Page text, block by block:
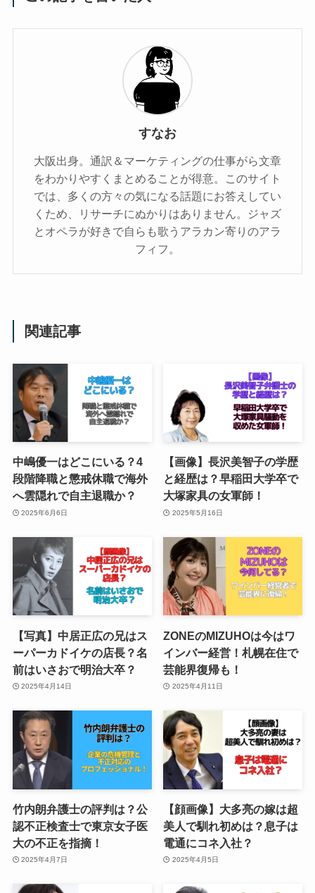
すなお
大阪出身。通訳＆マーケティングの仕事がら文章
をわかりやすくまとめることが得意。このサイト
では、多くの方々の気になる話題にお答えしてい
くため、リサーチにぬかりはありません。ジャズ
とオペラが好きで自らも歌うアラカン寄りのアラ
フィフ。
関連記事
中嶋優一はどこにいる？4
段階降職と懲戒休職で海外
へ雲隠れで自主退職か？
2025年6月6日
【画像】長沢美智子の学歴
と経歴は？早稲田大学卒で
大塚家具の女軍師！
2025年5月16日
【写真】中居正広の兄はス
ーパーカドイケの店長？名
前はいさおで明治大卒？
2025年4月14日
ZONEのMIZUHOは今はワ
インバー経営！札幌在住で
芸能界復帰も！
2025年4月11日
竹内朗弁護士の評判は？公
認不正検査士で東京女子医
大の不正を指摘！
2025年4月7日
【顔画像】大多亮の嫁は超
美人で馴れ初めは？息子は
電通にコネ入社？
2025年4月5日